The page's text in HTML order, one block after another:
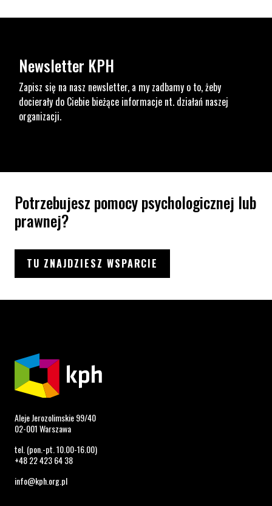
Newsletter KPH
Zapisz się na nasz newsletter, a my zadbamy o to, żeby
docierały do Ciebie bieżące informacje nt. działań naszej
organizacji.
Potrzebujesz pomocy psychologicznej lub
prawnej?
TU ZNAJDZIESZ WSPARCIE
Aleje Jerozolimskie 99/40
02-001 Warszawa
tel. (pon.-pt. 10.00-16.00)
+48 22 423 64 38
info@kph.org.pl